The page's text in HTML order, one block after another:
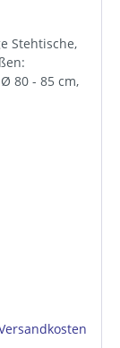
Stehtische,
80 - 85 cm,